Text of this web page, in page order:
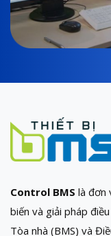
Control BMS là đơn
biến và giải pháp
Tòa nhà (BMS) và